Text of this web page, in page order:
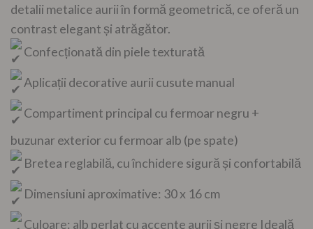
detalii metalice aurii în formă geometrică, ce oferă un
contrast elegant și atrăgător.
Confecționată din piele texturată
Aplicații decorative aurii cusute manual
Compartiment principal cu fermoar negru +
buzunar exterior cu fermoar alb (pe spate)
Bretea reglabilă, cu închidere sigură și confortabilă
Dimensiuni aproximative: 30 x 16 cm
Culoare: alb perlat cu accente aurii și negre Ideală